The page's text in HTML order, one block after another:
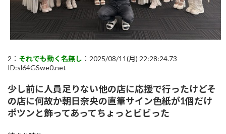
2： それでも動く名無し ：2025/08/11(月) 22:28:24.73
ID:sl64GSwe0.net
少し前に人員足りない他の店に応援で行ったけどそ
の店に何故か朝日奈央の直筆サイン色紙が1個だけ
ポツンと飾ってあってちょっとビビった